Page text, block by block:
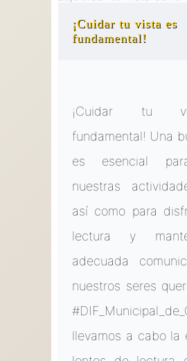
¡Cuidar tu vista es
fundamental!
¡Cuidar tu
fundamental! Una
es esencial
nuestras
así como para
lectura y
adecuada
nuestros seres
llevamos a cabo la